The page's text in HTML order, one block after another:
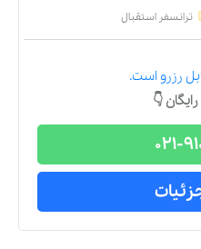
ترانسفر استقبال
رزرو است.
👇
021-